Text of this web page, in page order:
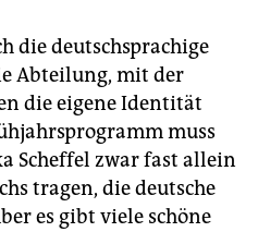
die deutschsprachige
Abteilung, mit der
die eigene Identität
muss
Scheffel zwar fast allein
tragen, die deutsche
es gibt viele schöne